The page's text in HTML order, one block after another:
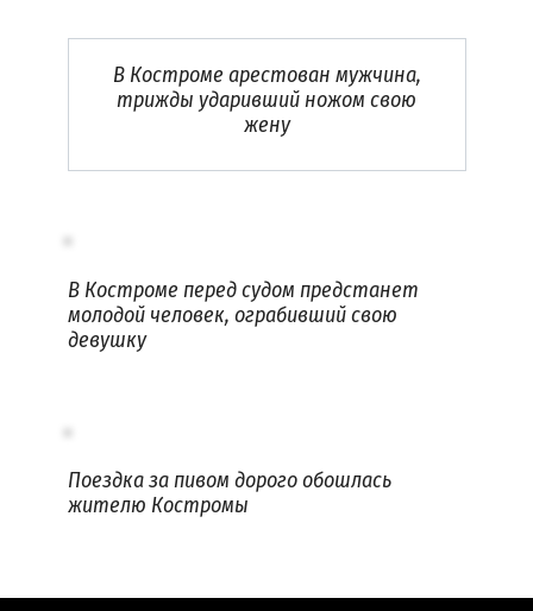
В Костроме арестован мужчина,
трижды ударивший ножом свою
жену
В Костроме перед судом предстанет
молодой человек, ограбивший свою
девушку
Поездка за пивом дорого обошлась
жителю Костромы